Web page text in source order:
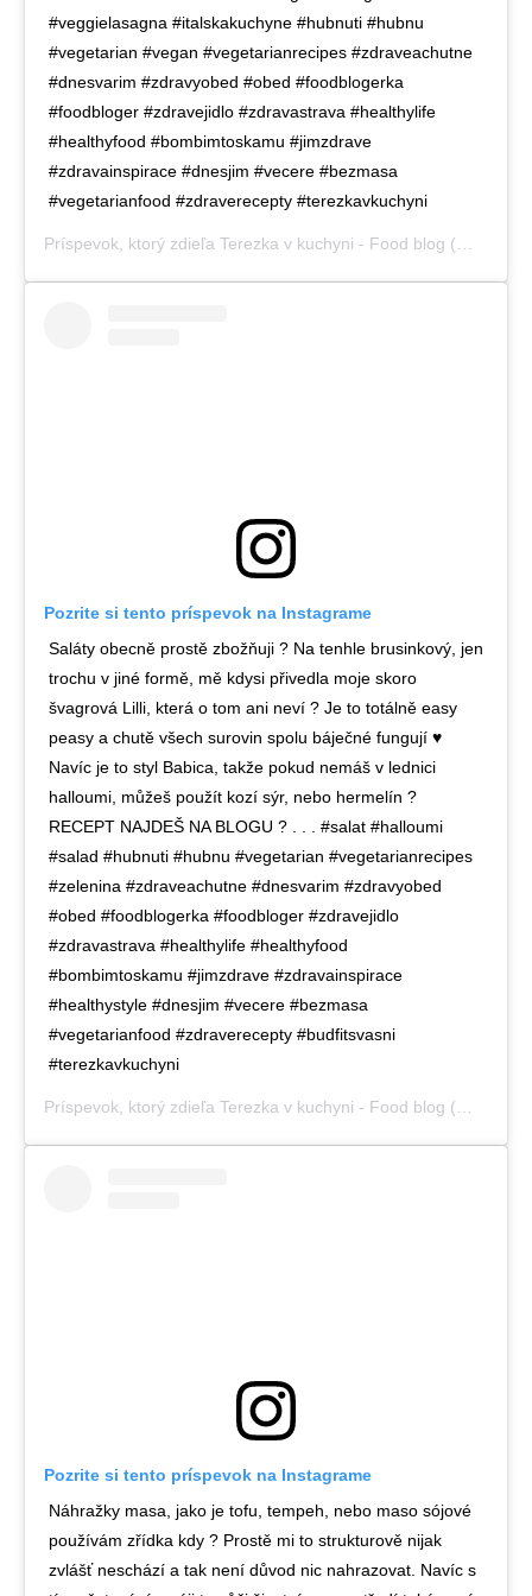
#veggielasagna #italskakuchyne #hubnuti #hubnu
#vegetarian #vegan #vegetarianrecipes #zdraveachutne
#dnesvarim #zdravyobed #obed #foodblogerka
#foodbloger #zdravejidlo #zdravastrava #healthylife
#healthyfood #bombimtoskamu #jimzdrave
#zdravainspirace #dnesjim #vecere #bezmasa
#vegetarianfood #zdraverecepty #terezkavkuchyni
Príspevok, ktorý zdieľa Terezka v kuchyni - Food blog (@terezka_v_kuchyni),
Pozrite si tento príspevok na Instagrame
Saláty obecně prostě zbožňuji ? Na tenhle brusinkový, jen
trochu v jiné formě, mě kdysi přivedla moje skoro
švagrová Lilli, která o tom ani neví ? Je to totálně easy
peasy a chutě všech surovin spolu báječné fungují ♥️
Navíc je to styl Babica, takže pokud nemáš v lednici
halloumi, můžeš použít kozí sýr, nebo hermelín ?
RECEPT NAJDEŠ NA BLOGU ? . . . #salat #halloumi
#salad #hubnuti #hubnu #vegetarian #vegetarianrecipes
#zelenina #zdraveachutne #dnesvarim #zdravyobed
#obed #foodblogerka #foodbloger #zdravejidlo
#zdravastrava #healthylife #healthyfood
#bombimtoskamu #jimzdrave #zdravainspirace
#healthystyle #dnesjim #vecere #bezmasa
#vegetarianfood #zdraverecepty #budfitsvasni
#terezkavkuchyni
Príspevok, ktorý zdieľa Terezka v kuchyni - Food blog (@terezka_v_kuchyni),
Pozrite si tento príspevok na Instagrame
Náhražky masa, jako je tofu, tempeh, nebo maso sójové
používám zřídka kdy ? Prostě mi to strukturově nijak
zvlášť neschází a tak není důvod nic nahrazovat. Navíc s